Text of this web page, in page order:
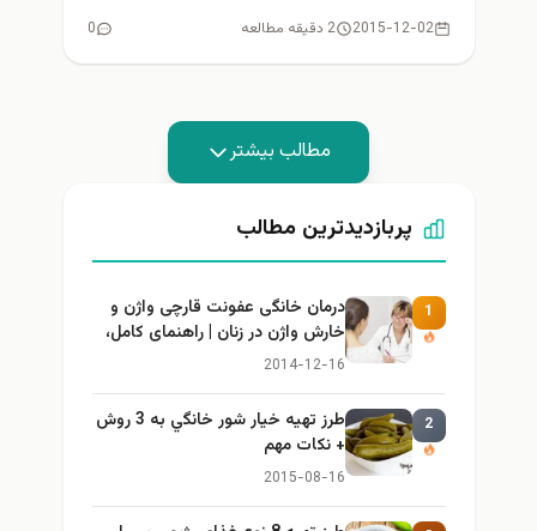
2015-12-02 2 دقیقه مطالعه 0
مطالب بیشتر
پربازدیدترین مطالب
1
درمان خانگی عفونت قارچی واژن و
خارش واژن در زنان | راهنمای کامل،
ایمن و کاربردی
2014-12-16
2
طرز تهيه خیار شور خانگي به 3 روش
+ نكات مهم
2015-08-16